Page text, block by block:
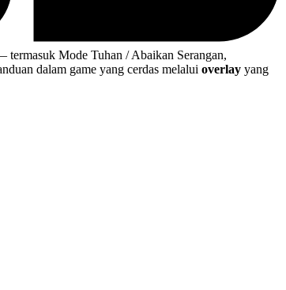
termasuk Mode Tuhan / Abaikan Serangan,
dalam game yang cerdas melalui overlay yang